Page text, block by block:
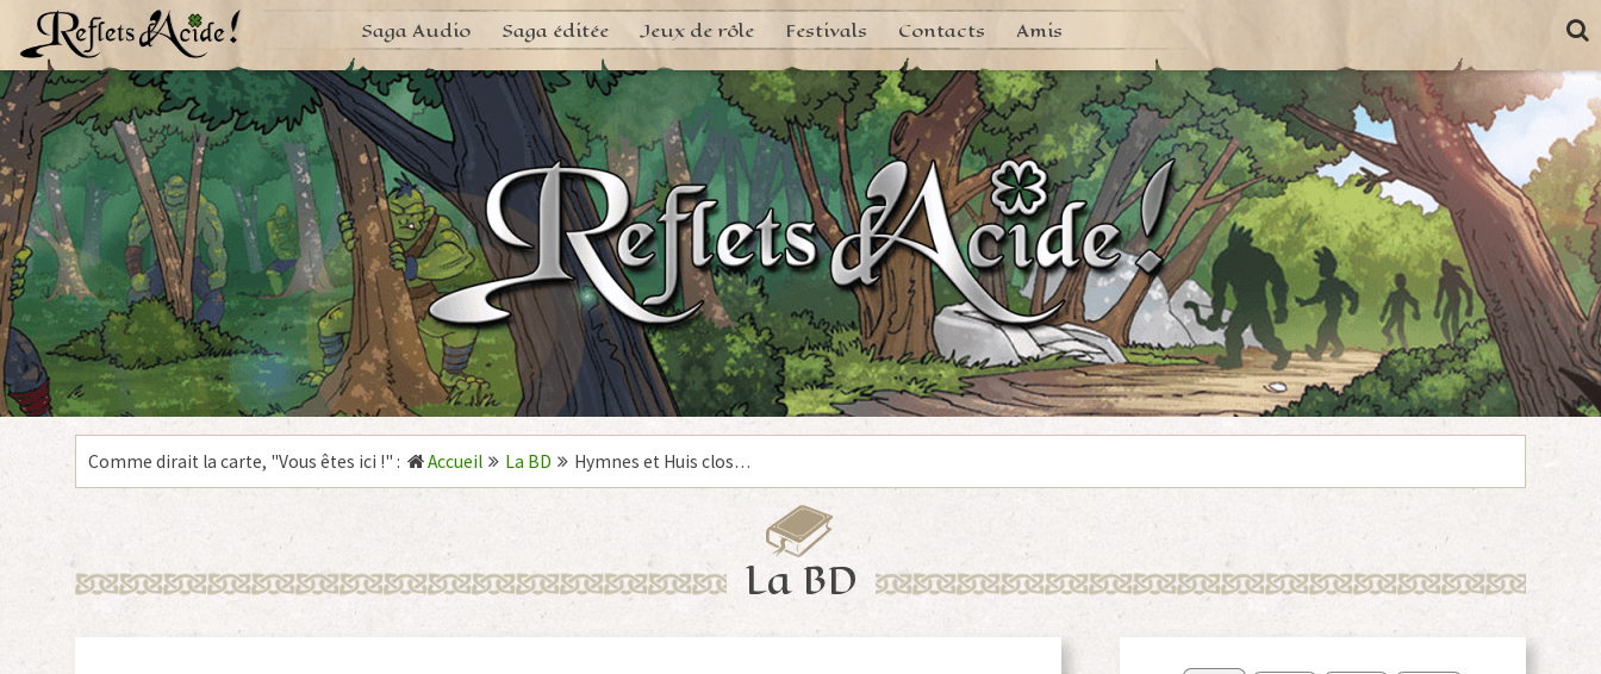
Aller
au
contenu
Saga Audio Saga éditée Jeux de rôle Festivals Contacts Amis
Comme dirait la carte, "Vous êtes ici !" : Accueil La BD Hymnes et Huis clos…
La BD